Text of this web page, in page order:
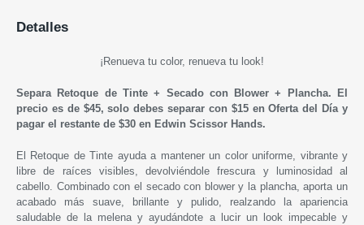
Detalles
¡Renueva tu color, renueva tu look!
Separa Retoque de Tinte + Secado con Blower + Plancha. El
precio es de $45, solo debes separar con $15 en Oferta del Día y
pagar el restante de $30 en Edwin Scissor Hands.
El Retoque de Tinte ayuda a mantener un color uniforme, vibrante y
libre de raíces visibles, devolviéndole frescura y luminosidad al
cabello. Combinado con el secado con blower y la plancha, aporta un
acabado más suave, brillante y pulido, realzando la apariencia
saludable de la melena y ayudándote a lucir un look impecable y